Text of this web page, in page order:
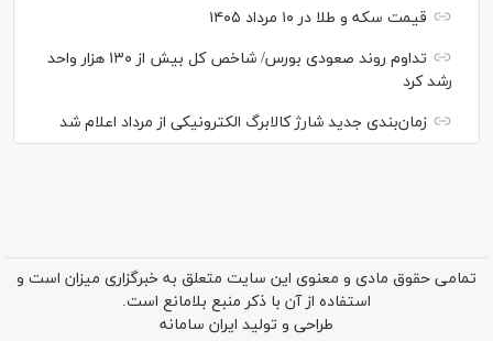
قیمت سکه و طلا در ۱۰ مرداد ۱۴۰۵
تداوم روند صعودی بورس/ شاخص کل بیش از ۱۳۰ هزار واحد
رشد کرد
زمان‌بندی جدید شارژ کالابرگ الکترونیکی از مرداد اعلام شد
تمامی حقوق مادی و معنوی این سایت متعلق به خبرگزاری میزان است و
استفاده از آن با ذکر منبع بلامانع است.
طراحی و تولید ایران سامانه